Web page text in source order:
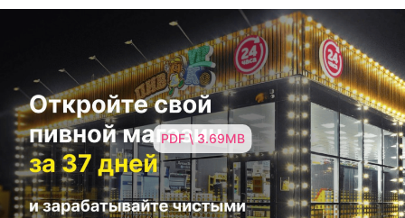
PDF \ 3.69MB